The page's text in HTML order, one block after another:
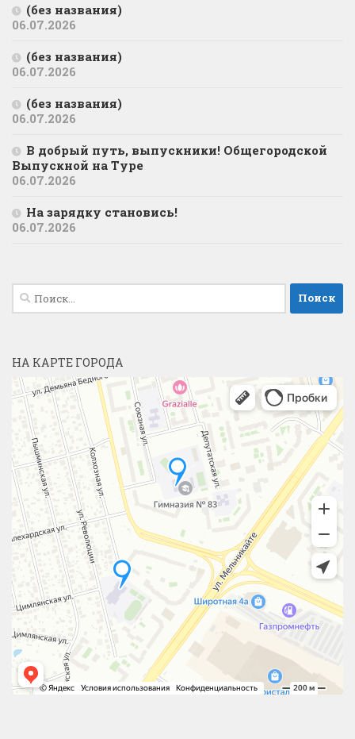
(без названия)
06.07.2026
(без названия)
06.07.2026
(без названия)
06.07.2026
В добрый путь, выпускники! Общегородской
Выпускной на Туре
06.07.2026
На зарядку становись!
06.07.2026
Найти:
НА КАРТЕ ГОРОДА